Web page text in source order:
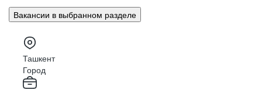
Вакансии в выбранном разделе
Ташкент
Город